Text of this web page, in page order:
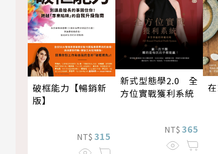
破框能力【暢銷新
版】
NT$ 315
新式型態學2.0 全
方位實戰獲利系統
NT$ 365